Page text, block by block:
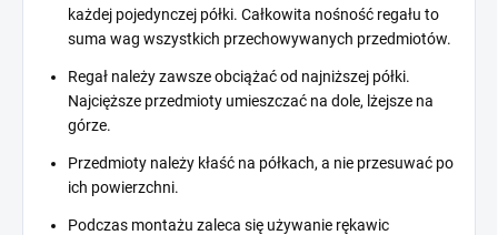
każdej pojedynczej półki. Całkowita nośność regału to
suma wag wszystkich przechowywanych przedmiotów.
Regał należy zawsze obciążać od najniższej półki.
Najcięższe przedmioty umieszczać na dole, lżejsze na
górze.
Przedmioty należy kłaść na półkach, a nie przesuwać po
ich powierzchni.
Podczas montażu zaleca się używanie rękawic